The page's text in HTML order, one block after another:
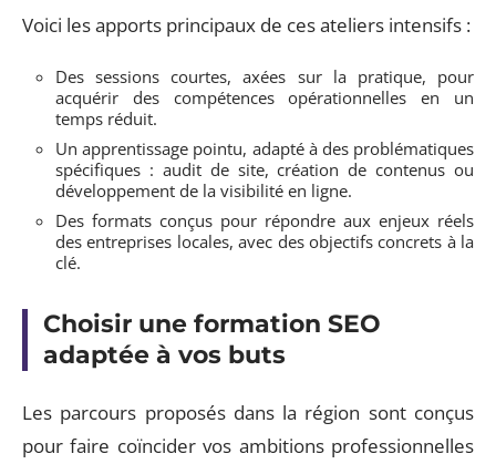
Voici les apports principaux de ces ateliers intensifs :
Des sessions courtes, axées sur la pratique, pour
acquérir des compétences opérationnelles en un
temps réduit.
Un apprentissage pointu, adapté à des problématiques
spécifiques : audit de site, création de contenus ou
développement de la visibilité en ligne.
Des formats conçus pour répondre aux enjeux réels
des entreprises locales, avec des objectifs concrets à la
clé.
Choisir une formation SEO
adaptée à vos buts
Les parcours proposés dans la région sont conçus
pour faire coïncider vos ambitions professionnelles